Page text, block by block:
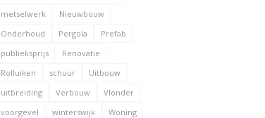
metselwerk
Nieuwbouw
Onderhoud
Pergola
Prefab
publieksprijs
Renovatie
Rolluiken
schuur
Uitbouw
uitbreiding
Verbouw
Vlonder
voorgevel
winterswijk
Woning